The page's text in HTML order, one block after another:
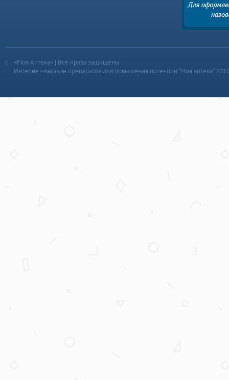
«Моя Аптека» | Все права защищены
Интернет-магазин препаратов для повышения потенции “Моя аптека”